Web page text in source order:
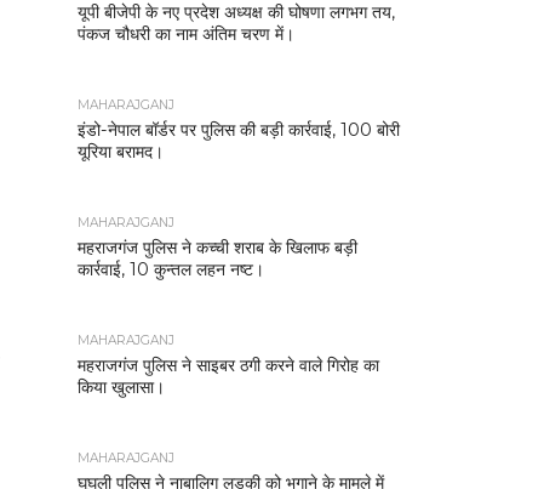
यूपी बीजेपी के नए प्रदेश अध्यक्ष की घोषणा लगभग तय,
पंकज चौधरी का नाम अंतिम चरण में।
MAHARAJGANJ
इंडो-नेपाल बॉर्डर पर पुलिस की बड़ी कार्रवाई, 100 बोरी
यूरिया बरामद।
MAHARAJGANJ
महराजगंज पुलिस ने कच्ची शराब के खिलाफ बड़ी
कार्रवाई, 10 कुन्तल लहन नष्ट।
MAHARAJGANJ
महराजगंज पुलिस ने साइबर ठगी करने वाले गिरोह का
किया खुलासा।
MAHARAJGANJ
घुघली पुलिस ने नाबालिग लड़की को भगाने के मामले में